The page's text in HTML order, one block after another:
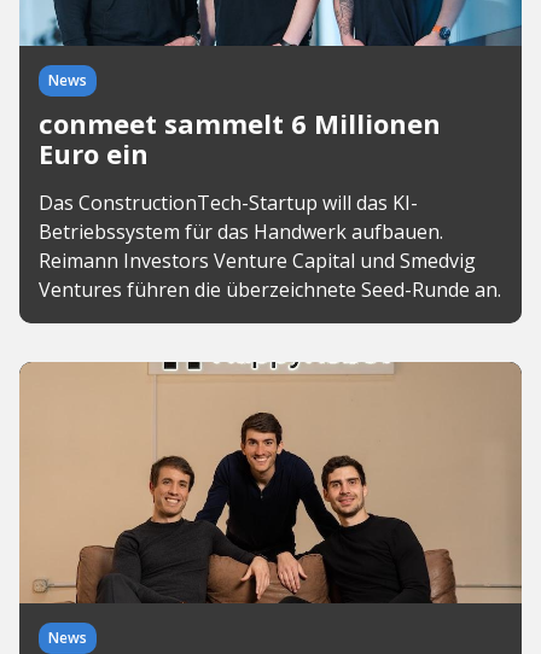
News
conmeet sammelt 6 Millionen
Euro ein
Das ConstructionTech-Startup will das KI-
Betriebssystem für das Handwerk aufbauen.
Reimann Investors Venture Capital und Smedvig
Ventures führen die überzeichnete Seed-Runde an.
News